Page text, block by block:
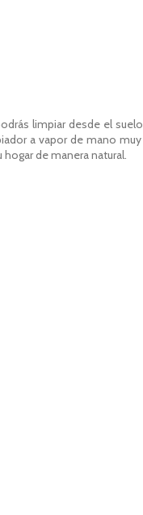
limpiar desde el
a vapor de mano muy
de manera natural.